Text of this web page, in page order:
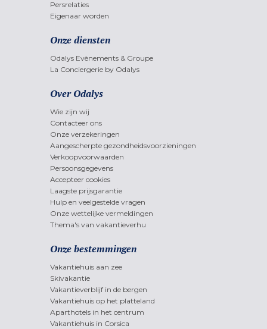
Persrelaties
Eigenaar worden
Onze diensten
Odalys Evènements & Groupe
La Conciergerie by Odalys
Over Odalys
Wie zijn wij
Contacteer ons
Onze verzekeringen
Aangescherpte gezondheidsvoorzieningen
Verkoopvoorwaarden
Persoonsgegevens
Accepteer cookies
Laagste prijsgarantie
Hulp en veelgestelde vragen
Onze wettelijke vermeldingen
Thema's van vakantieverhu
Onze bestemmingen
Vakantiehuis aan zee
Skivakantie
Vakantieverblijf in de bergen
Vakantiehuis op het platteland
Aparthotels in het centrum
Vakantiehuis in Corsica